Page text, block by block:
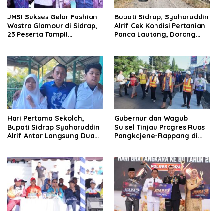
JMSI Sukses Gelar Fashion
Wastra Glamour di Sidrap,
23 Peserta Tampil
Apresiasi
Bupati Sidrap, Syaharuddin
Alrif Cek Kondisi Pertanian
Panca Lautang, Dorong
Hari Pertama Sekolah,
Bupati Sidrap Syaharuddin
Alrif Antar Langsung Dua
Gubernur dan Wagub
Sulsel Tinjau Progres Ruas
Pangkajene-Rappang di
Ekonomi Warga